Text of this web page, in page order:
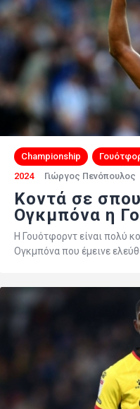
Championship
2024
Γιώργος Πενόπουλος
Κοντά σε
Ογκμπόνα η
Η Γουότφορντ είναι πολύ
Ογκμπόνα που έμεινε